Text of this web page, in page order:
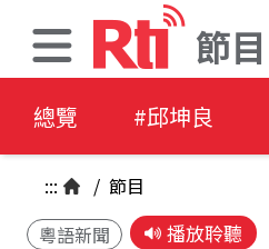
節目
總覽 #邱坤良
::: / 節目
粵語新聞
播放聆聽